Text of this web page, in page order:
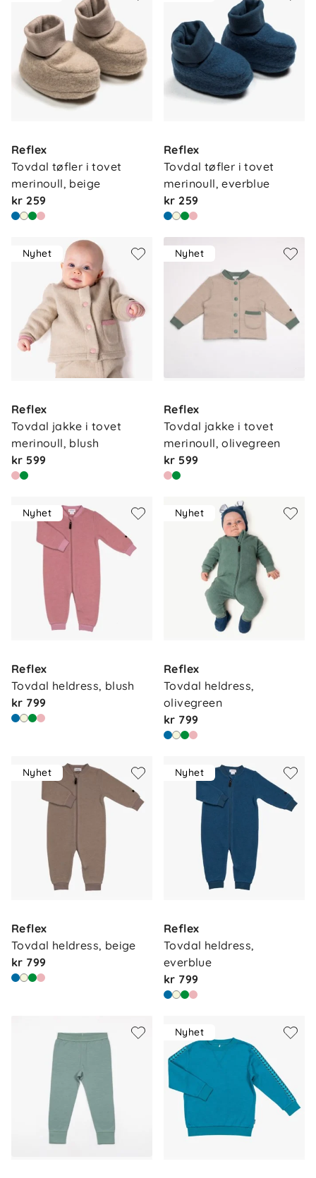
Reflex
Tovdal tøfler i tovet
merinoull, beige
kr 259
Reflex
Tovdal tøfler i tovet
merinoull, everblue
kr 259
Nyhet
Reflex
Tovdal jakke i tovet
merinoull, blush
kr 599
Nyhet
Reflex
Tovdal jakke i tovet
merinoull, olivegreen
kr 599
Nyhet
Reflex
Tovdal heldress, blush
kr 799
Nyhet
Reflex
Tovdal heldress,
olivegreen
kr 799
Nyhet
Reflex
Tovdal heldress, beige
kr 799
Nyhet
Reflex
Tovdal heldress,
everblue
kr 799
Nyhet